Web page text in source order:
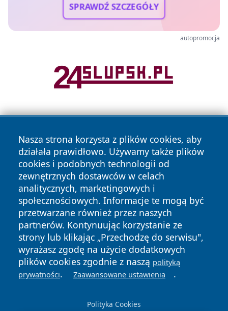
SPRAWDŹ SZCZEGÓŁY
autopromocja
Nasza strona korzysta z plików cookies, aby
działała prawidłowo. Używamy także plików
cookies i podobnych technologii od
zewnętrznych dostawców w celach
analitycznych, marketingowych i
społecznościowych. Informacje te mogą być
przetwarzane również przez naszych
partnerów. Kontynuując korzystanie ze
strony lub klikając „Przechodzę do serwisu",
wyrażasz zgodę na użycie dodatkowych
plików cookies zgodnie z naszą polityką
prywatności. Zaawansowane ustawienia .
Polityka Cookies
Copyright © 2026 belchatowski24.pl Wszystkie prawa
zastrzeżone.
News Autorzy
Polityka
Prywatności
Polityka
Cookies